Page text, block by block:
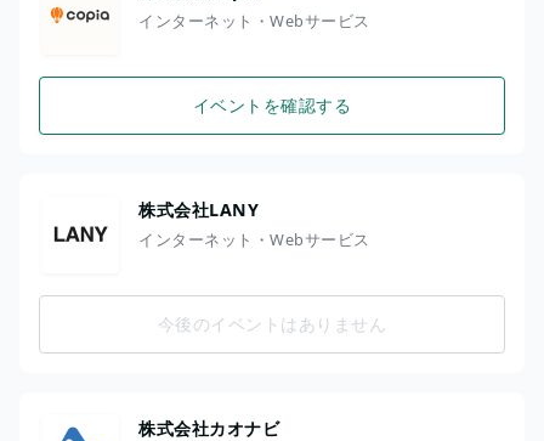
インターネット・Webサービス
イベントを確認する
株式会社LANY
インターネット・Webサービス
今後のイベントはありません
株式会社カオナビ